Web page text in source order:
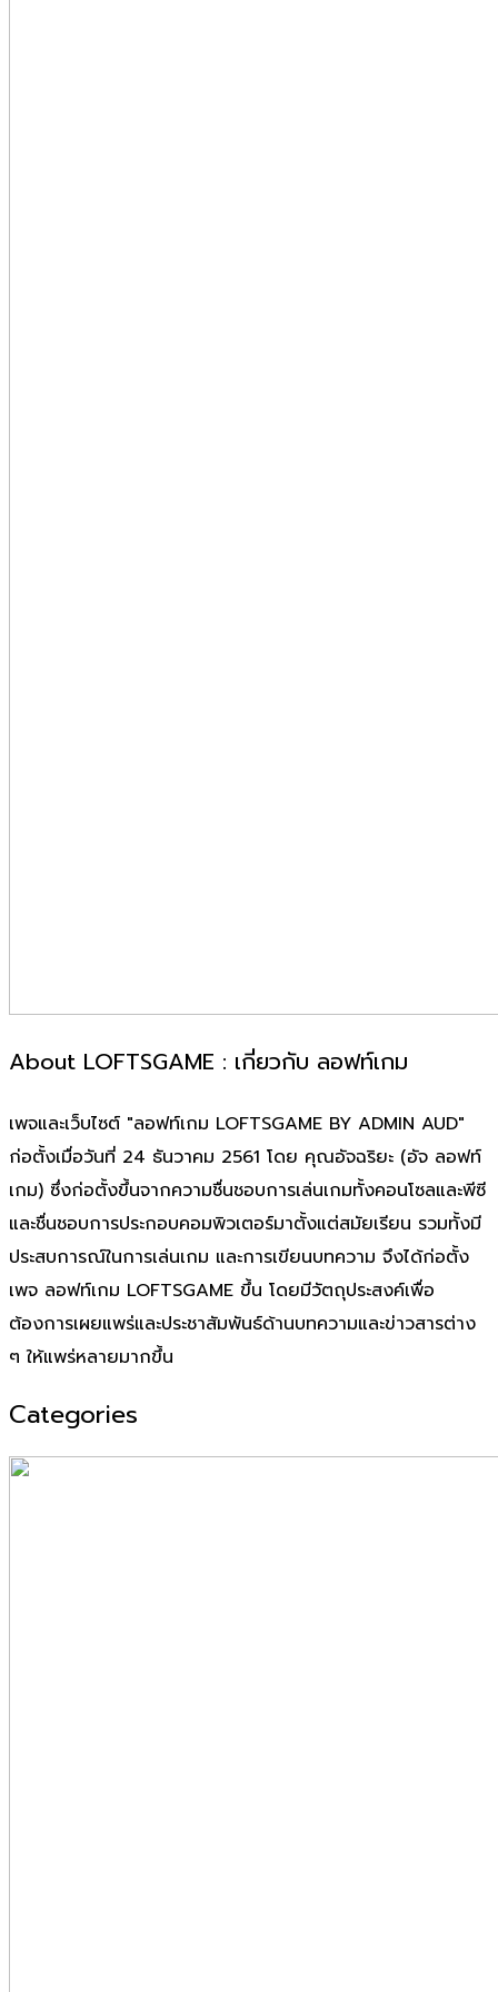
About LOFTSGAME : เกี่ยวกับ ลอฟท์เกม
เพจและเว็บไซต์ "ลอฟท์เกม LOFTSGAME BY ADMIN AUD"
ก่อตั้งเมื่อวันที่ 24 ธันวาคม 2561 โดย คุณอัจฉริยะ (อัจ ลอฟท์
เกม) ซึ่งก่อตั้งขึ้นจากความชื่นชอบการเล่นเกมทั้งคอนโซลและพีซี
และชื่นชอบการประกอบคอมพิวเตอร์มาตั้งแต่สมัยเรียน รวมทั้งมี
ประสบการณ์ในการเล่นเกม และการเขียนบทความ จึงได้ก่อตั้ง
เพจ ลอฟท์เกม LOFTSGAME ขึ้น โดยมีวัตถุประสงค์เพื่อ
ต้องการเผยแพร่และประชาสัมพันธ์ด้านบทความและข่าวสารต่าง
ๆ ให้แพร่หลายมากขึ้น
Categories